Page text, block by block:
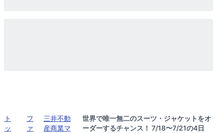
ト
ッ
フ
ァ
三井不動
産商業マ
世界で唯一無二のスーツ・ジャケットをオ
ーダーするチャンス！ 7/18〜7/21の4日